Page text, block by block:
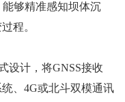
够精准感知坝体沉
程。
设计，将GNSS接收
、4G或北斗双模通讯